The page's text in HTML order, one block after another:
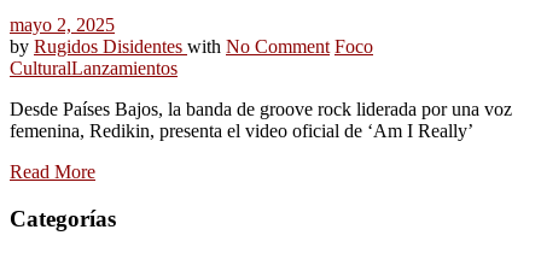
mayo 2, 2025
by Rugidos Disidentes with No Comment Foco
CulturalLanzamientos
Desde Países Bajos, la banda de groove rock liderada por una voz
femenina, Redikin, presenta el video oficial de ‘Am I Really’
Read More
Categorías